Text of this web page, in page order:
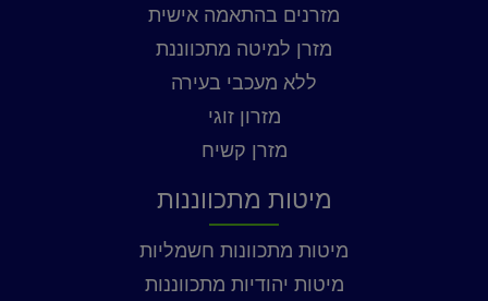
מזרנים בהתאמה אישית
מזרן למיטה מתכווננת
ללא מעכבי בעירה
מזרון זוגי
מזרן קשיח
מיטות מתכווננות
מיטות מתכוונות חשמליות
מיטות יהודיות מתכווננות